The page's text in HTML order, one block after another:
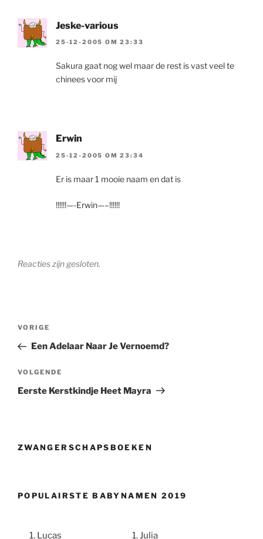
Jeske-various
25-12-2005 OM 23:33
Sakura gaat nog wel maar de rest is vast veel te
chinees voor mij
Erwin
25-12-2005 OM 23:34
Er is maar 1 mooie naam en dat is
!!!!!!—-Erwin—–!!!!!!
Reacties zijn gesloten.
Berichtnavigatie
Vorig
bericht
VORIGE
Een Adelaar Naar Je Vernoemd?
Volgend
bericht
VOLGENDE
Eerste Kerstkindje Heet Mayra
ZWANGERSCHAPSBOEKEN
POPULAIRSTE BABYNAMEN 2019
Lucas Julia